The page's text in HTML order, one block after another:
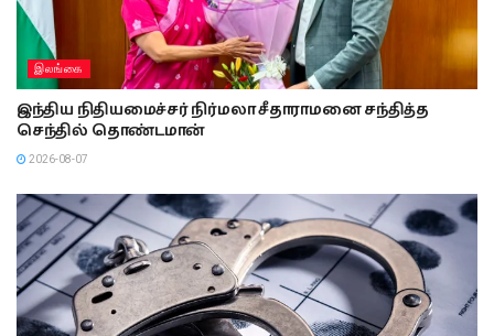
இலங்கை
இந்திய நிதியமைச்சர் நிர்மலா சீதாராமனை சந்தித்த
செந்தில் தொண்டமான்
2026-08-07